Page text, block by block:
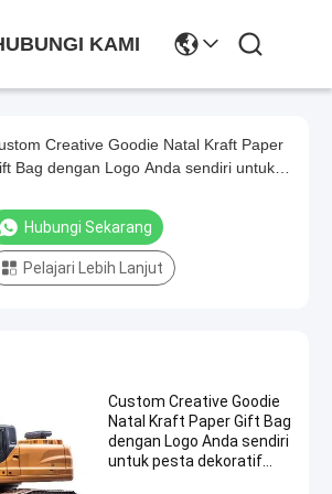
KAMI
Creative Goodie Natal Kraft Paper
Bag dengan Logo Anda sendiri untuk
Hubungi Sekarang
Pelajari Lebih Lanjut
Custom Creative Goodie
Natal Kraft Paper Gift Bag
dengan Logo Anda sendiri
untuk pesta dekoratif